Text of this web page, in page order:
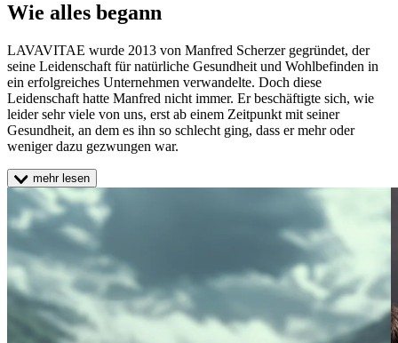
Wie alles begann
LAVAVITAE wurde 2013 von Manfred Scherzer gegründet, der
seine Leidenschaft für natürliche Gesundheit und Wohlbefinden in
ein erfolgreiches Unternehmen verwandelte. Doch diese
Leidenschaft hatte Manfred nicht immer. Er beschäftigte sich, wie
leider sehr viele von uns, erst ab einem Zeitpunkt mit seiner
Gesundheit, an dem es ihn so schlecht ging, dass er mehr oder
weniger dazu gezwungen war.
mehr lesen